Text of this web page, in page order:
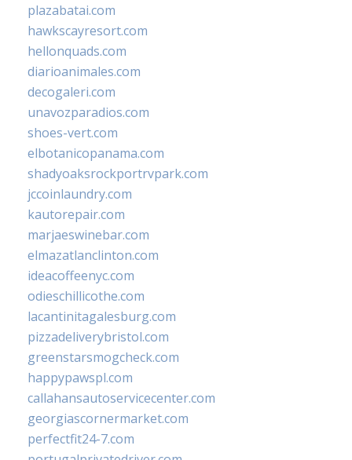
plazabatai.com
hawkscayresort.com
hellonquads.com
diarioanimales.com
decogaleri.com
unavozparadios.com
shoes-vert.com
elbotanicopanama.com
shadyoaksrockportrvpark.com
jccoinlaundry.com
kautorepair.com
marjaeswinebar.com
elmazatlanclinton.com
ideacoffeenyc.com
odieschillicothe.com
lacantinitagalesburg.com
pizzadeliverybristol.com
greenstarsmogcheck.com
happypawspl.com
callahansautoservicecenter.com
georgiascornermarket.com
perfectfit24-7.com